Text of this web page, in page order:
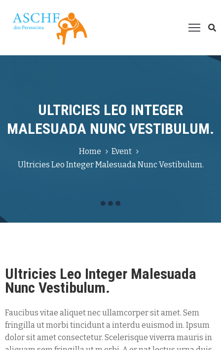
ULTRICIES LEO INTEGER
MALESUADA NUNC VESTIBULUM.
Home
Event
Ultricies Leo Integer Malesuada Nunc Vestibulum.
Ultricies Leo Integer Malesuada
Nunc Vestibulum.
Faucibus vitae aliquet nec ullamcorper sit amet. Sem
fringilla ut morbi tincidunt a interdu euismod in. Ipsum
dolor sit amet consectetur. Scelerisque viverra mauris in